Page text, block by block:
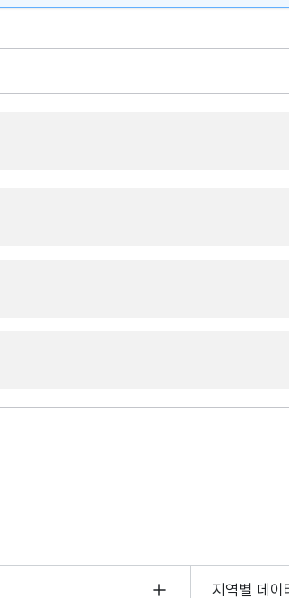
지역별 데이
서울 열린데이